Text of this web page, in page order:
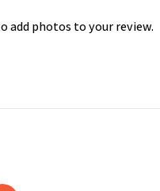
add photos to your review.